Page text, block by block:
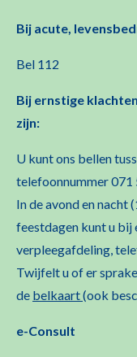
Bij acute,
Bel 112
Bij ernstige
zijn:
U kunt ons bellen
telefoonnummer 071
In de avond en nacht
feestdagen kunt u bij
verpleegafdeling,
Twijfelt u of er
de belkaart(ook
e-Consult